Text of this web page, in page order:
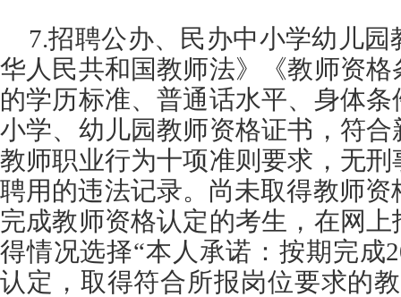
7.招聘公办、民办中小学幼儿
华人民共和国教师法》《教师资
的学历标准、普通话水平、身体
小学、幼儿园教师资格证书，符
教师职业行为十项准则要求，无
聘用的违法记录。尚未取得教师资
完成教师资格认定的考生，在网
得情况选择“本人承诺：按期完成
认定，取得符合所报岗位要求的